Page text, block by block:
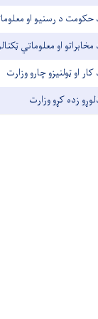
حکومت د رسنیو او
مخابراتو او معلوماتي
کار او ټولنیزو چارو وزارت
زده کړو وزارت